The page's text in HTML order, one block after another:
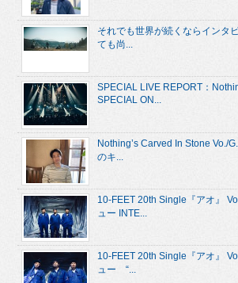
それでも世界が続くならインタ
ても尚...
SPECIAL LIVE REPORT：
SPECIAL ON...
Nothing’s Carved In Stone Vo./
のキ...
10-FEET 20th Single『アオ』
ュー INTE...
10-FEET 20th Single『アオ』
ュー “...